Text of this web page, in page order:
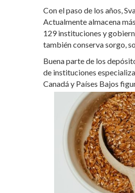
Con el paso de los años,
Actualmente almacena
129 instituciones y
también conserva sorgo,
Buena parte de los
de instituciones
Canadá y Países Bajos